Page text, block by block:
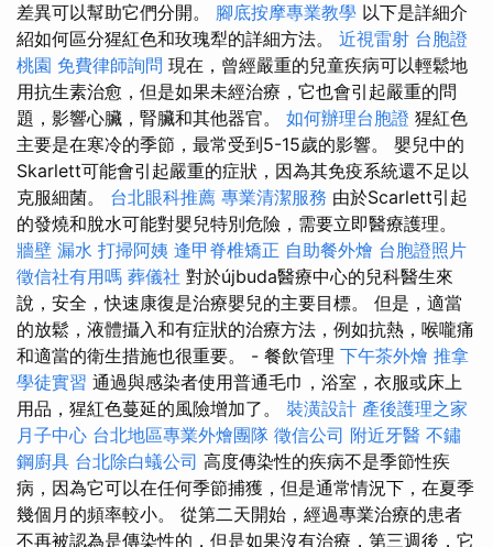
差異可以幫助它們分開。 腳底按摩專業教學 以下是詳細介
紹如何區分猩紅色和玫瑰犁的詳細方法。 近視雷射 台胞證
桃園 免費律師詢問 現在，曾經嚴重的兒童疾病可以輕鬆地
用抗生素治愈，但是如果未經治療，它也會引起嚴重的問
題，影響心臟，腎臟和其他器官。 如何辦理台胞證 猩紅色
主要是在寒冷的季節，最常受到5-15歲的影響。 嬰兒中的
Skarlett可能會引起嚴重的症狀，因為其免疫系統還不足以
克服細菌。 台北眼科推薦 專業清潔服務 由於Scarlett引起
的發燒和脫水可能對嬰兒特別危險，需要立即醫療護理。
牆壁 漏水 打掃阿姨 逢甲脊椎矯正 自助餐外燴 台胞證照片
徵信社有用嗎 葬儀社 對於újbuda醫療中心的兒科醫生來
說，安全，快速康復是治療嬰兒的主要目標。 但是，適當
的放鬆，液體攝入和有症狀的治療方法，例如抗熱，喉嚨痛
和適當的衛生措施也很重要。 - 餐飲管理 下午茶外燴 推拿
學徒實習 通過與感染者使用普通毛巾，浴室，衣服或床上
用品，猩紅色蔓延的風險增加了。 裝潢設計 產後護理之家
月子中心 台北地區專業外燴團隊 徵信公司 附近牙醫 不鏽
鋼廚具 台北除白蟻公司 高度傳染性的疾病不是季節性疾
病，因為它可以在任何季節捕獲，但是通常情況下，在夏季
幾個月的頻率較小。 從第二天開始，經過專業治療的患者
不再被認為是傳染性的，但是如果沒有治療，第三週後，它